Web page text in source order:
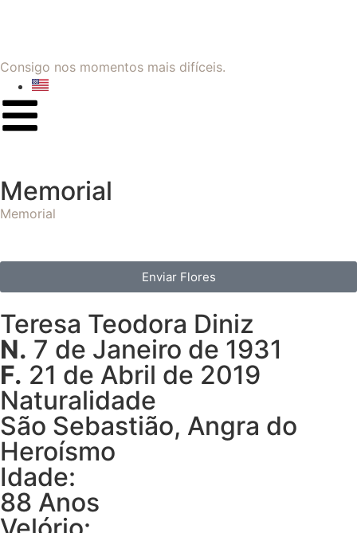
Consigo nos momentos mais difíceis.
Memorial
Memorial
Enviar Flores
Teresa Teodora Diniz
N. 7 de Janeiro de 1931
F. 21 de Abril de 2019
Naturalidade
São Sebastião, Angra do
Heroísmo
Idade:
88 Anos